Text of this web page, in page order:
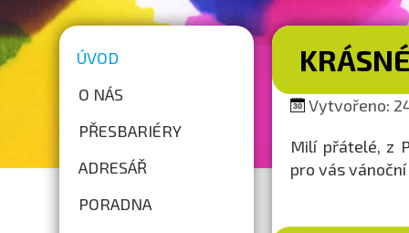
ÚVOD
O NÁS
PŘESBARIÉRY
ADRESÁŘ
PORADNA
Vytvořeno:
Milí přátelé, z
pro vás